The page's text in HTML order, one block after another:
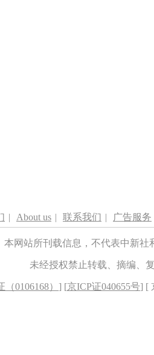
| About us | 联系我们 | 广告服务
本网站所刊载信息，不代表中新
未经授权禁止转载、摘编、
0106168） ] [京ICP证040655号] [